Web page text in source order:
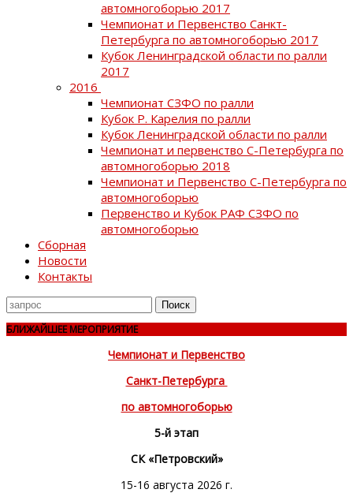
автомногоборью 2017
Чемпионат и Первенство Санкт-
Петербурга по автомногоборью 2017
Кубок Ленинградской области по ралли
2017
2016
Чемпионат СЗФО по ралли
Кубок Р. Карелия по ралли
Кубок Ленинградской области по ралли
Чемпионат и первенство С-Петербурга по
автомногоборью 2018
Чемпионат и Первенство С-Петербурга по
автомногоборью
Первенство и Кубок РАФ СЗФО по
автомногоборью
Сборная
Новости
Контакты
Поиск
для
БЛИЖАЙШЕЕ МЕРОПРИЯТИЕ
Чемпионат и Первенство
Санкт-Петербурга
по автомногоборью
5-й этап
СК «Петровский»
15-16 августа 2026 г.